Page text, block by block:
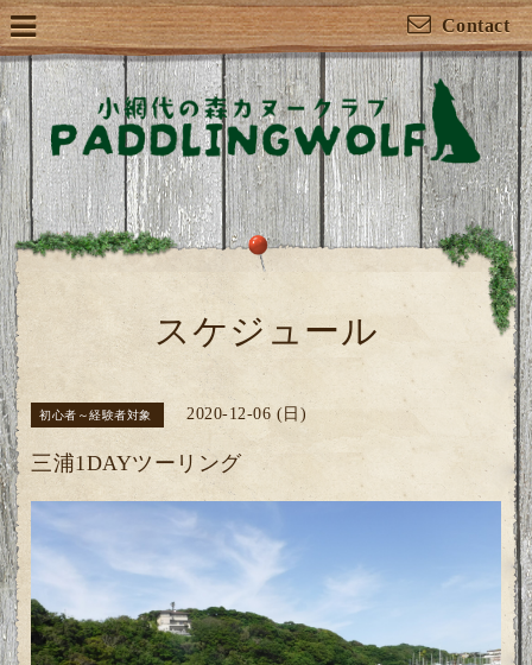
Contact
スケジュール
初心者～経験者対象 2020-12-06 (日)
三浦1DAYツーリング